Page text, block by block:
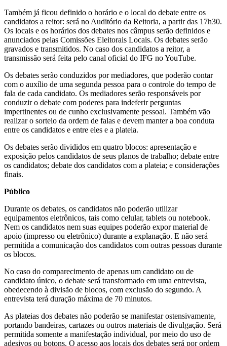
Também já ficou definido o horário e o local do debate entre os
candidatos a reitor: será no Auditório da Reitoria, a partir das 17h30.
Os locais e os horários dos debates nos câmpus serão definidos e
anunciados pelas Comissões Eleitorais Locais. Os debates serão
gravados e transmitidos. No caso dos candidatos a reitor, a
transmissão será feita pelo canal oficial do IFG no YouTube.
Os debates serão conduzidos por mediadores, que poderão contar
com o auxílio de uma segunda pessoa para o controle do tempo de
fala de cada candidato. Os mediadores serão responsáveis por
conduzir o debate com poderes para indeferir perguntas
impertinentes ou de cunho exclusivamente pessoal. Também vão
realizar o sorteio da ordem de falas e devem manter a boa conduta
entre os candidatos e entre eles e a plateia.
Os debates serão divididos em quatro blocos: apresentação e
exposição pelos candidatos de seus planos de trabalho; debate entre
os candidatos; debate dos candidatos com a plateia; e considerações
finais.
Público
Durante os debates, os candidatos não poderão utilizar
equipamentos eletrônicos, tais como celular, tablets ou notebook.
Nem os candidatos nem suas equipes poderão expor material de
apoio (impresso ou eletrônico) durante a explanação. E não será
permitida a comunicação dos candidatos com outras pessoas durante
os blocos.
No caso do comparecimento de apenas um candidato ou de
candidato único, o debate será transformado em uma entrevista,
obedecendo à divisão de blocos, com exclusão do segundo. A
entrevista terá duração máxima de 70 minutos.
As plateias dos debates não poderão se manifestar ostensivamente,
portando bandeiras, cartazes ou outros materiais de divulgação. Será
permitida somente a manifestação individual, por meio do uso de
adesivos ou botons. O acesso aos locais dos debates será por ordem